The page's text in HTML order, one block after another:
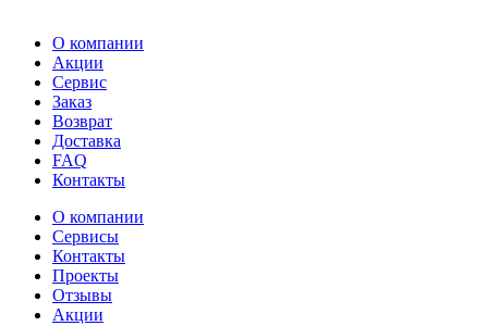
О компании
Акции
Сервис
Заказ
Возврат
Доставка
FAQ
Контакты
О компании
Сервисы
Контакты
Проекты
Отзывы
Акции